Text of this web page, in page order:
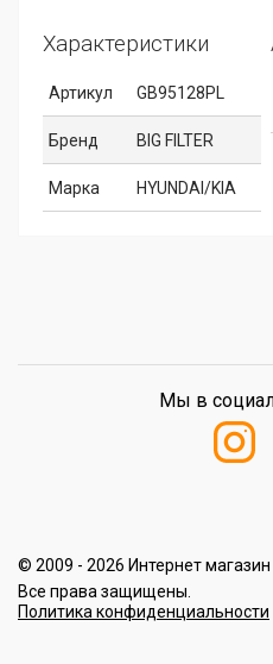
Характеристики
Артикул GB95128PL
Бренд BIG FILTER
Марка HYUNDAI/KIA
© 2009 - 2026 Интернет
Все права защищены.
Политика конфиденциальности
Мы в